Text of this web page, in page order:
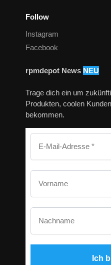
Follow
Instagram
Facebook
rpmdepot News NEU
Trage dich ein um
Produkten, coolen
bekommen.